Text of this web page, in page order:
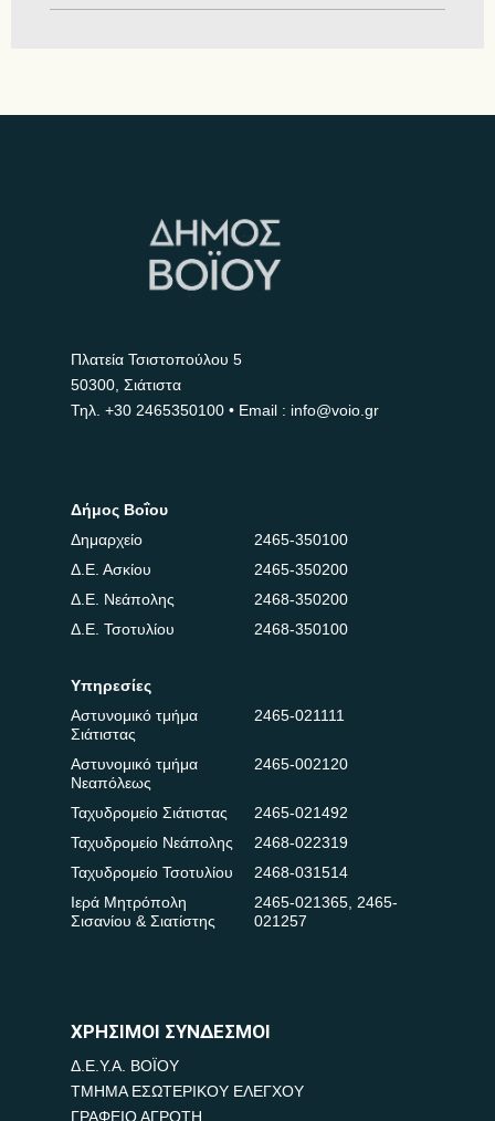
Πλατεία Τσιστοπούλου 5
50300, Σιάτιστα
Τηλ. +30 2465350100 • Email : info@voio.gr
Δήμος Βοΐου
Δημαρχείο
2465-350100
Δ.Ε. Ασκίου
2465-350200
Δ.Ε. Νεάπολης
2468-350200
Δ.Ε. Τσοτυλίου
2468-350100
Υπηρεσίες
Αστυνομικό τμήμα
Σιάτιστας
2465-021111
Αστυνομικό τμήμα
Νεαπόλεως
2465-002120
Ταχυδρομείο Σιάτιστας
2465-021492
Ταχυδρομείο Νεάπολης
2468-022319
Ταχυδρομείο Τσοτυλίου
2468-031514
Ιερά Μητρόπολη
Σισανίου & Σιατίστης
2465-021365, 2465-
021257
ΧΡΗΣΙΜΟΙ ΣΥΝΔΕΣΜΟΙ
Δ.Ε.Υ.Α. ΒΟΪΟΥ
ΤΜΗΜΑ ΕΣΩΤΕΡΙΚΟΥ ΕΛΕΓΧΟΥ